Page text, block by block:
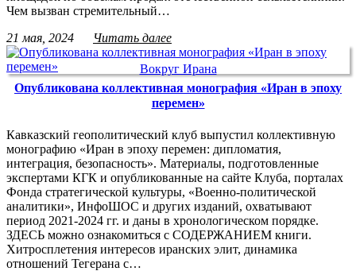
Чем вызван стремительный…
21 мая, 2024
Читать далее
Вокруг Ирана
Опубликована коллективная монография «Иран в эпоху
перемен»
Кавказский геополитический клуб выпустил коллективную
монографию «Иран в эпоху перемен: дипломатия,
интеграция, безопасность». Материалы, подготовленные
экспертами КГК и опубликованные на сайте Клуба, порталах
Фонда стратегической культуры, «Военно-политической
аналитики», ИнфоШОС и других изданий, охватывают
период 2021-2024 гг. и даны в хронологическом порядке.
ЗДЕСЬ можно ознакомиться с СОДЕРЖАНИЕМ книги.
Хитросплетения интересов иранских элит, динамика
отношений Тегерана с…